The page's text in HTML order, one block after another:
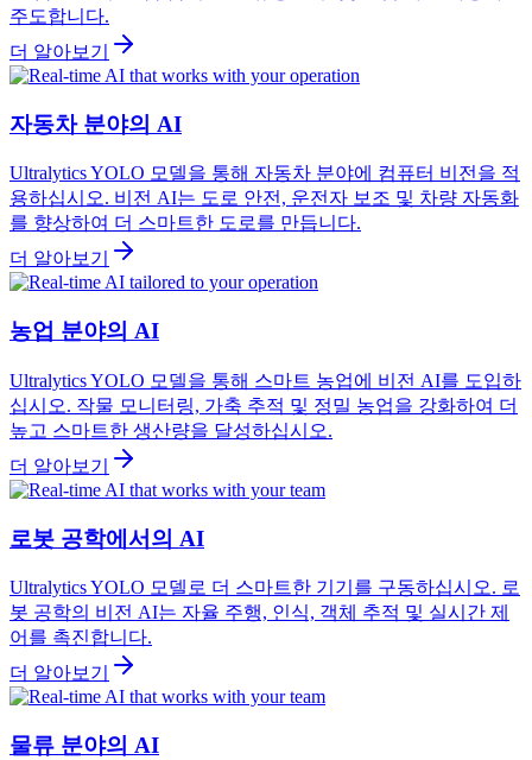
주도합니다.
더 알아보기
자동차 분야의 AI
Ultralytics YOLO 모델을 통해 자동차 분야에 컴퓨터 비전을 적
용하십시오. 비전 AI는 도로 안전, 운전자 보조 및 차량 자동화
를 향상하여 더 스마트한 도로를 만듭니다.
더 알아보기
농업 분야의 AI
Ultralytics YOLO 모델을 통해 스마트 농업에 비전 AI를 도입하
십시오. 작물 모니터링, 가축 추적 및 정밀 농업을 강화하여 더
높고 스마트한 생산량을 달성하십시오.
더 알아보기
로봇 공학에서의 AI
Ultralytics YOLO 모델로 더 스마트한 기기를 구동하십시오. 로
봇 공학의 비전 AI는 자율 주행, 인식, 객체 추적 및 실시간 제
어를 촉진합니다.
더 알아보기
물류 분야의 AI